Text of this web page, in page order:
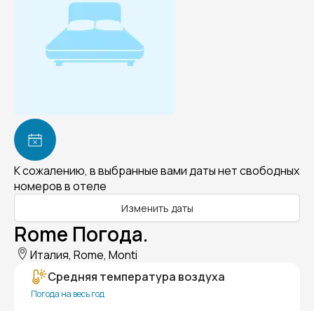
К сожалению, в выбранные вами даты нет свободных
номеров в отеле
Изменить даты
Rome Погода.
Италия, Rome, Monti
Средняя температура воздуха
Погода на весь год